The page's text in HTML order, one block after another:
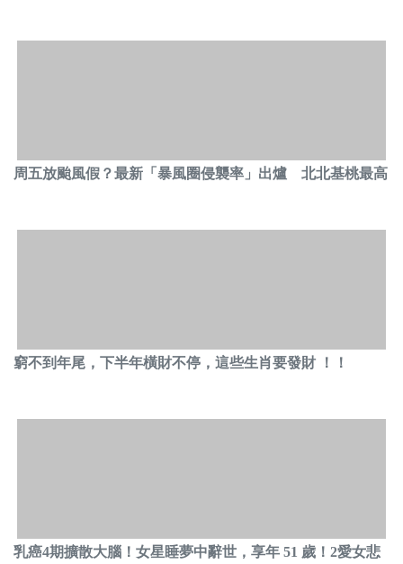
周五放颱風假？最新「暴風圈侵襲率」出爐 北北基桃最高
窮不到年尾，下半年橫財不停，這些生肖要發財 ！！
乳癌4期擴散大腦！女星睡夢中辭世，享年 51 歲！2愛女悲